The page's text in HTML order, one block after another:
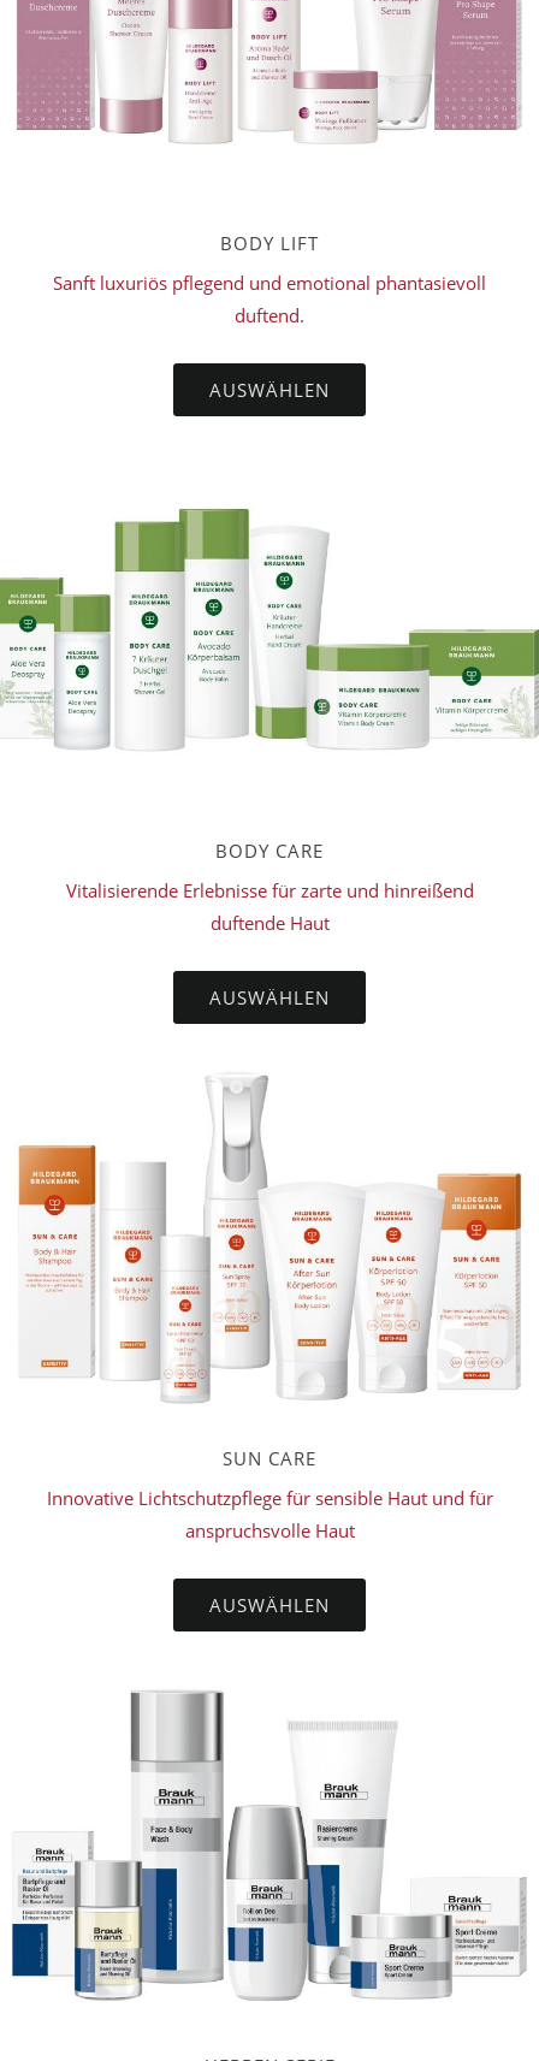
BODY LIFT
Sanft luxuriös pflegend und emotional phantasievoll
duftend.
AUSWÄHLEN
BODY CARE
Vitalisierende Erlebnisse für zarte und hinreißend
duftende Haut
AUSWÄHLEN
SUN CARE
Innovative Lichtschutzpflege für sensible Haut und für
anspruchsvolle Haut
AUSWÄHLEN